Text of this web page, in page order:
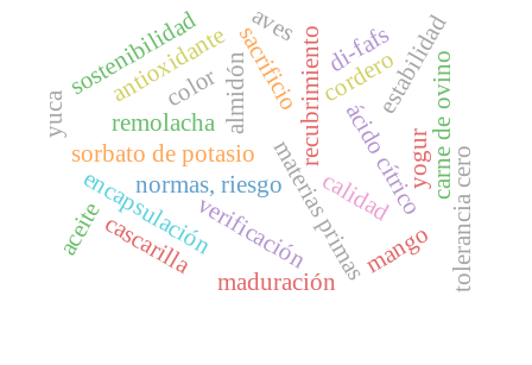
calidad
materias primas
normas, riesgo
verificación
ácido cítrico
almidón
mango
recubrimiento
sorbato de potasio
color
encapsulación
remolacha
yogurcarne de ovino
cordero
maduración
sacrificio
aceite
antioxidante
cascarilla
sostenibilidad estabilidad
aves
tolerancia cero
yuca
di-fafs